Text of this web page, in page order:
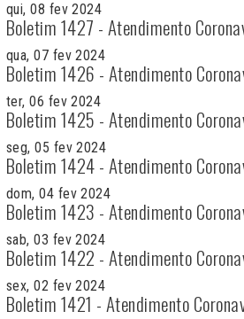
qui, 08 fev 2024
Boletim 1427 - Atendimento
qua, 07 fev 2024
Boletim 1426 - Atendimento
ter, 06 fev 2024
Boletim 1425 - Atendimento
seg, 05 fev 2024
Boletim 1424 - Atendimento
dom, 04 fev 2024
Boletim 1423 - Atendimento
sab, 03 fev 2024
Boletim 1422 - Atendimento
sex, 02 fev 2024
Boletim 1421 - Atendimento